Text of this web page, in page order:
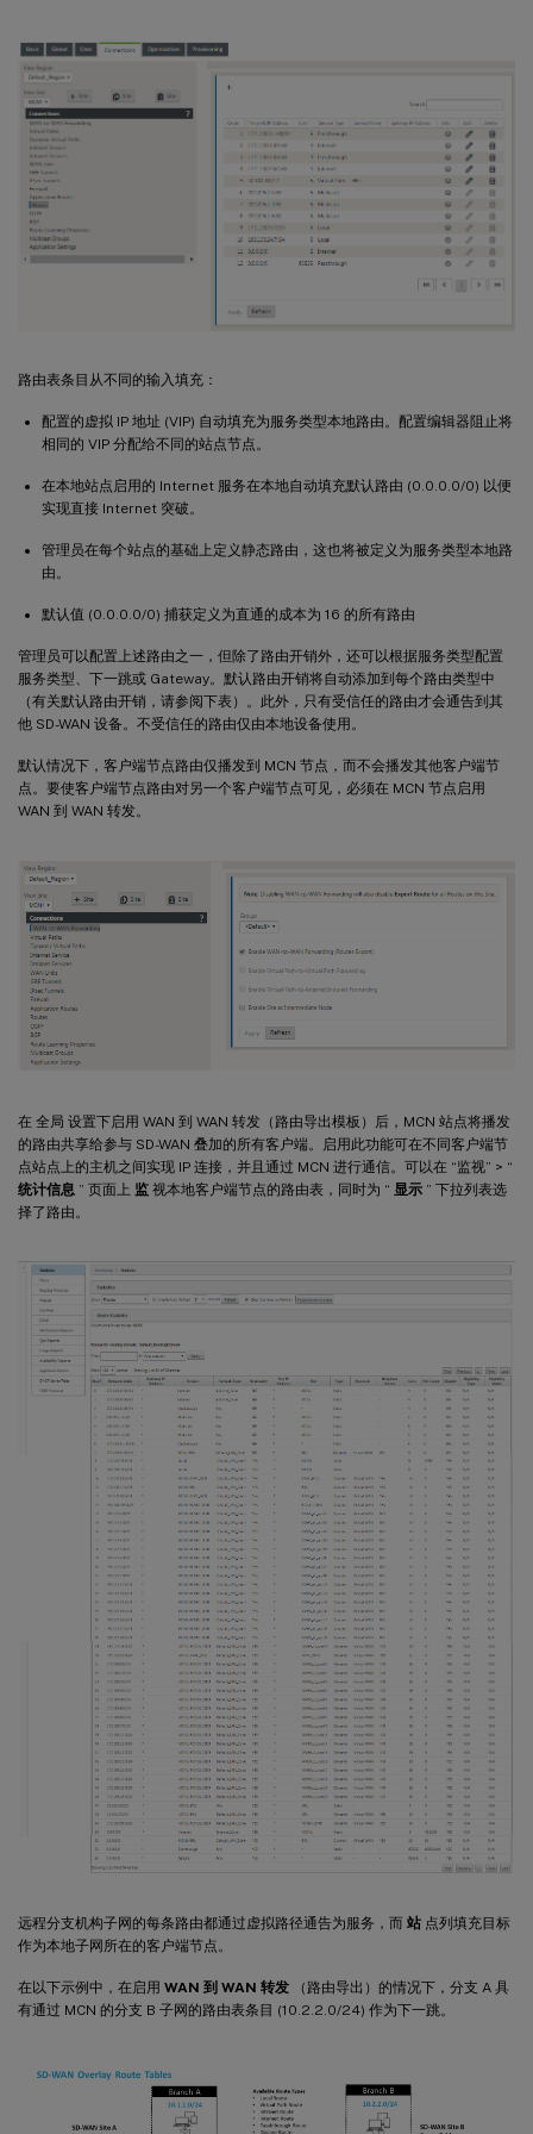
路由表条目从不同的输入填充：
配置的虚拟 IP 地址 (VIP) 自动填充为服务类型本地路由。配置编辑器阻止将
相同的 VIP 分配给不同的站点节点。
在本地站点启用的 Internet 服务在本地自动填充默认路由 (0.0.0.0/0) 以便
实现直接 Internet 突破。
管理员在每个站点的基础上定义静态路由，这也将被定义为服务类型本地路
由。
默认值 (0.0.0.0/0) 捕获定义为直通的成本为 16 的所有路由
管理员可以配置上述路由之一，但除了路由开销外，还可以根据服务类型配置
服务类型、下一跳或 Gateway。默认路由开销将自动添加到每个路由类型中
（有关默认路由开销，请参阅下表）。此外，只有受信任的路由才会通告到其
他 SD-WAN 设备。不受信任的路由仅由本地设备使用。
默认情况下，客户端节点路由仅播发到 MCN 节点，而不会播发其他客户端节
点。要使客户端节点路由对另一个客户端节点可见，必须在 MCN 节点启用
WAN 到 WAN 转发。
在 全局 设置下启用 WAN 到 WAN 转发（路由导出模板）后，MCN 站点将播发
的路由共享给参与 SD-WAN 叠加的所有客户端。启用此功能可在不同客户端节
点站点上的主机之间实现 IP 连接，并且通过 MCN 进行通信。可以在 “监视” > “
统计信息 ” 页面上 监 视本地客户端节点的路由表，同时为 “ 显示 ” 下拉列表选
择了路由。
远程分支机构子网的每条路由都通过虚拟路径通告为服务，而 站 点列填充目标
作为本地子网所在的客户端节点。
在以下示例中，在启用 WAN 到 WAN 转发 （路由导出）的情况下，分支 A 具
有通过 MCN 的分支 B 子网的路由表条目 (10.2.2.0/24) 作为下一跳。